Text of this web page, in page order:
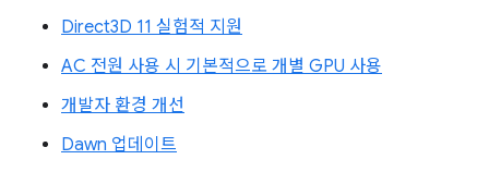
Direct3D 11 실험적 지원
AC 전원 사용 시 기본적으로 개별 GPU 사용
개발자 환경 개선
Dawn 업데이트